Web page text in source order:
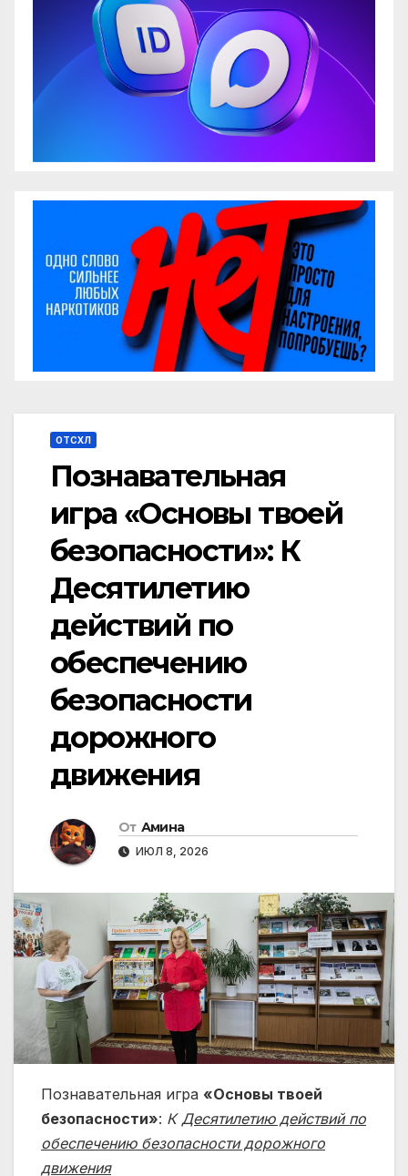
ОТСХЛ
Познавательная
игра «Основы твоей
безопасности»: К
Десятилетию
действий по
обеспечению
безопасности
дорожного
движения
От Амина
ИЮЛ 8, 2026
Познавательная игра «Основы твоей
безопасности»: К Десятилетию действий по
обеспечению безопасности дорожного
движения